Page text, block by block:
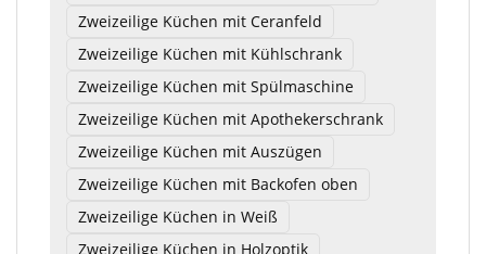
Zweizeilige Küchen mit Ceranfeld
Zweizeilige Küchen mit Kühlschrank
Zweizeilige Küchen mit Spülmaschine
Zweizeilige Küchen mit Apothekerschrank
Zweizeilige Küchen mit Auszügen
Zweizeilige Küchen mit Backofen oben
Zweizeilige Küchen in Weiß
Zweizeilige Küchen in Holzoptik